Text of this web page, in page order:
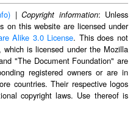
|Copyright information: Unless
on this website are licensed under
Alike 3.0 License. This does not
is licensed under the Mozilla
"The Document Foundation" are
registered owners or are in
countries. Their respective logos
copyright laws. Use thereof is